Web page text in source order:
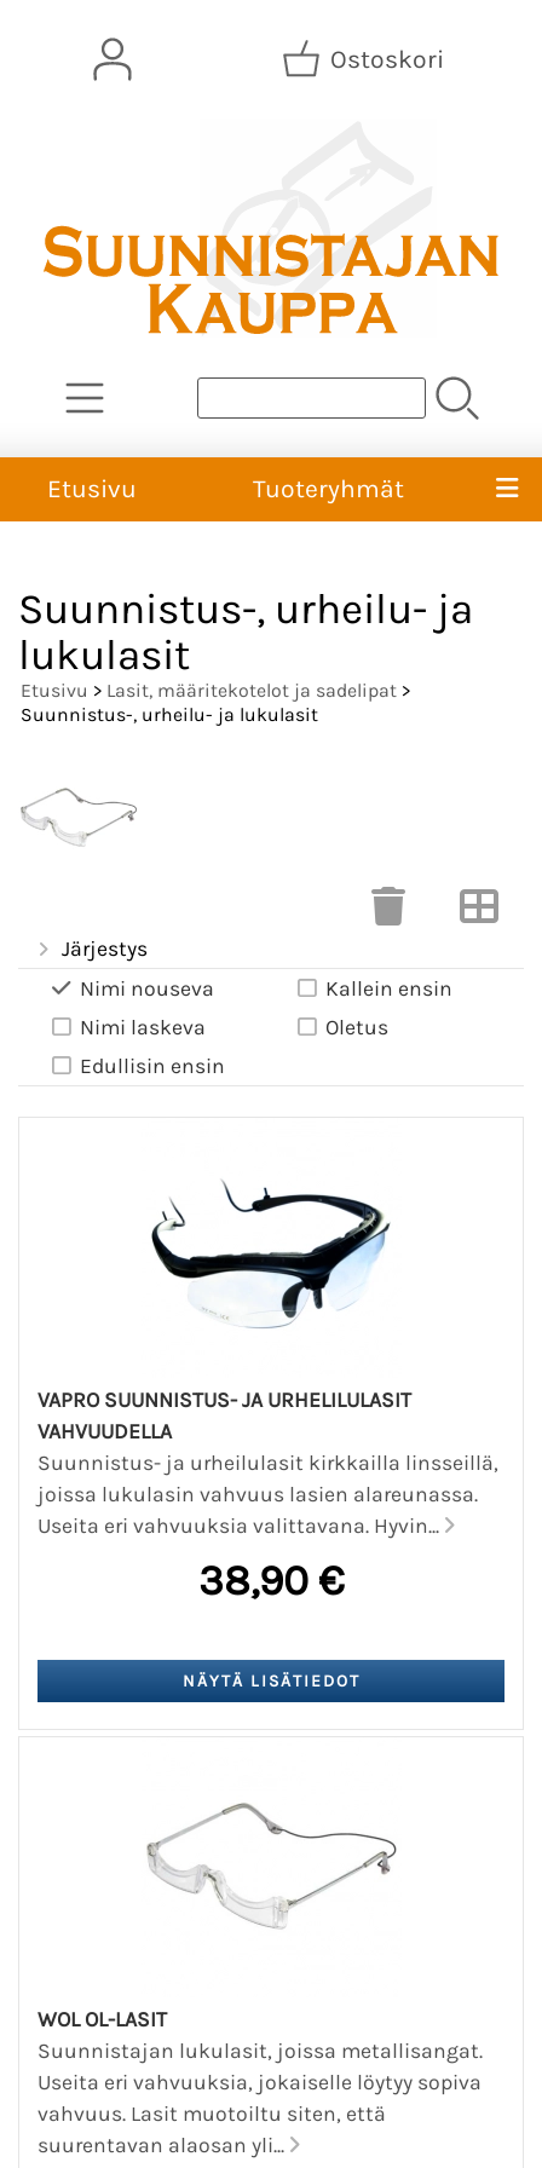
Ostoskori
Etusivu Tuoteryhmät
Suunnistus-, urheilu- ja
lukulasit
Etusivu > Lasit, määritekotelot ja sadelipat >
Suunnistus-, urheilu- ja lukulasit
Järjestys
Nimi nouseva
Nimi laskeva
Edullisin ensin
Kallein ensin
Oletus
VAPRO SUUNNISTUS- JA URHELILULASIT
VAHVUUDELLA
Suunnistus- ja urheilulasit kirkkailla linsseillä,
joissa lukulasin vahvuus lasien alareunassa.
Useita eri vahvuuksia valittavana. Hyvin...
38,90 €
WOL OL-LASIT
Suunnistajan lukulasit, joissa metallisangat.
Useita eri vahvuuksia, jokaiselle löytyy sopiva
vahvuus. Lasit muotoiltu siten, että
suurentavan alaosan yli...